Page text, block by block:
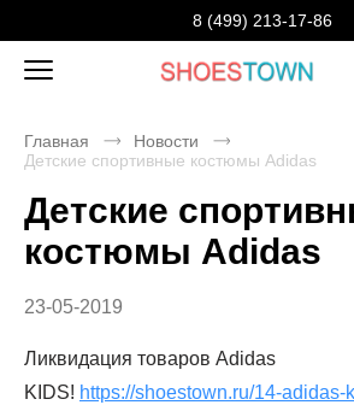
8 (499) 213-17-86
Главная
Новости
Детские спортивные костюмы Adidas
Детские
костюмы Adidas
23-05-2019
Ликвидация товаров Adidas
KIDS! https://shoestown.ru/14-adidas-